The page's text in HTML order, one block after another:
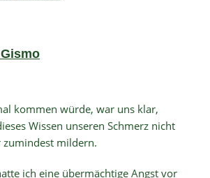
kommen würde, war uns klar,
Wissen unseren Schmerz nicht
mildern.
ich eine übermächtige Angst vor